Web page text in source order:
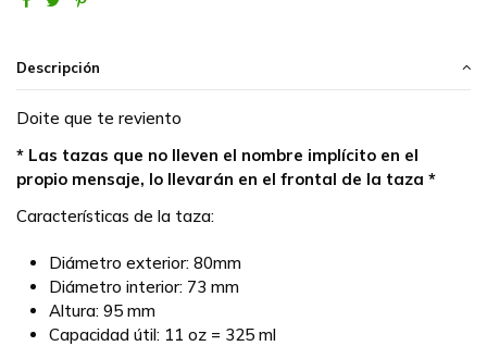
Descripción
Doite que te reviento
* Las tazas que no lleven el nombre implícito en el
propio mensaje, lo llevarán en el frontal de la taza *
Características de la taza:
Diámetro exterior: 80mm
Diámetro interior: 73 mm
Altura: 95 mm
Capacidad útil: 11 oz = 325 ml